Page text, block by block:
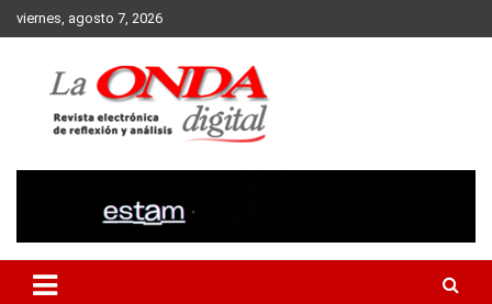
Skip
to
viernes, agosto 7, 2026